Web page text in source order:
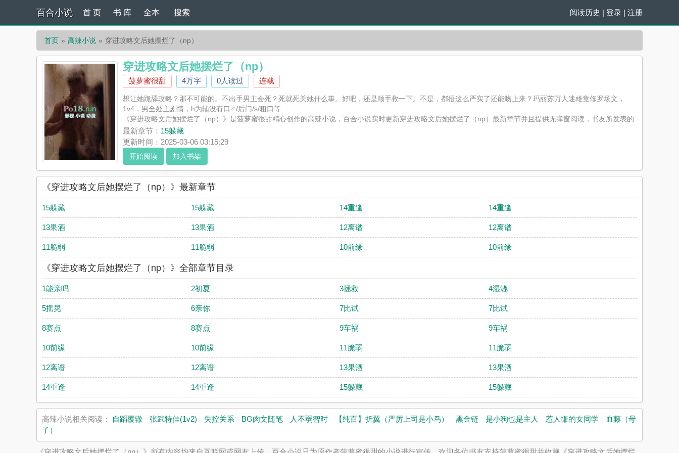
百合小说 阅读历史 | 登录 | 注册
首 页 书 库 全本 搜索
首页 高辣小说 穿进攻略文后她摆烂了（np）
穿进攻略文后她摆烂了（np）
菠萝蜜很甜 4万字 0人读过 连载
想让她跪舔攻略？那不可能的。不出手男主会死？死就死关她什么事。好吧，还是顺手救一下。不是，都捂这么严实了还能吻上来？玛丽苏万人迷雄竞修罗场文，
1v4，男全处主剧情，h为辅没有口♂/后门/s/粗口等 ...
《穿进攻略文后她摆烂了（np）》是菠萝蜜很甜精心创作的高辣小说，百合小说实时更新穿进攻略文后她摆烂了（np）最新章节并且提供无弹窗阅读，书友所发表的
穿进攻略文后她摆烂了（np）评论，并不代表百合小说赞同或者支持穿进攻略文后她摆烂了（np）读者的观点。
最新章节： 15躲藏
更新时间：2025-03-06 03:15:29
开始阅读 加入书架
《穿进攻略文后她摆烂了（np）》最新章节
15躲藏 15躲藏 14重逢 14重逢
13果酒 13果酒 12离谱 12离谱
11脆弱 11脆弱 10前缘 10前缘
《穿进攻略文后她摆烂了（np）》全部章节目录
1能亲吗 2初夏 3拯救 4湿漉
5摇晃 6亲你 7比试 7比试
8赛点 8赛点 9车祸 9车祸
10前缘 10前缘 11脆弱 11脆弱
12离谱 12离谱 13果酒 13果酒
14重逢 14重逢 15躲藏 15躲藏
高辣小说相关阅读： 自蹈覆辙 张武特佳(1v2) 失控关系 BG肉文随笔 人不弱智时 【纯百】折翼（严厉上司是小鸟） 黑金链 是小狗也是主人 惹人慊的女同学
血藤（母
子）